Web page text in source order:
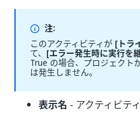
注:
このアクティビティが [トラ
て、 [エラー発生時に実行を
True の場合、プロジェクト
は発生しません。
表示名 - アクティビテ